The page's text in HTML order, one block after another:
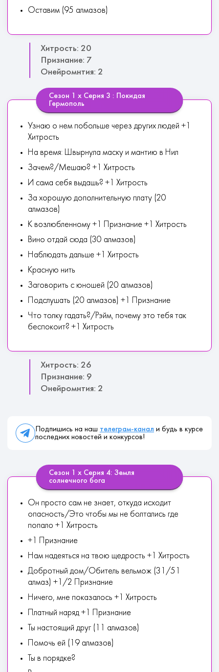
Оставим (95 алмазов)
Хитрость: 20
Признание: 7
Онейромнтия: 2
Сезон 1 х Серия 3 : Покидая
Гермополь
Узнаю о нем побольше через других людей +1
Хитрость
На время: Швырнула маску и мантию в Нил
Зачем?/Мешаю? +1 Хитрость
И сама себя выдашь? +1 Хитрость
За хорошую дополнительную плату (20
алмазов)
К возлюбленному +1 Признание +1 Хитрость
Вино отдай сюда (30 алмазов)
Наблюдать дальше +1 Хитрость
Красную нить
Заговорить с юношей (20 алмазов)
Подслушать (20 алмазов) +1 Признание
Что толку гадать?/Рэйм, почему это тебя так
беспокоит? +1 Хитрость
Хитрость: 26
Признание: 9
Онейромнтия: 2
Подпишись на наш телеграм-канал и будь в курсе
последних новостей и конкурсов!
Сезон 1 х Серия 4: Земля
солнечного бога
Он просто сам не знает, откуда исходит
опасность/Это чтобы мы не болтались где
попало +1 Хитрость
+1 Признание
Нам надеяться на твою щедрость +1 Хитрость
Добротный дом/Обитель вельмож (31/51
алмаз) +1/2 Признание
Ничего, мне показалось +1 Хитрость
Платный наряд +1 Признание
Ты настоящий друг (11 алмазов)
Помочь ей (19 алмазов)
Ты в порядке?